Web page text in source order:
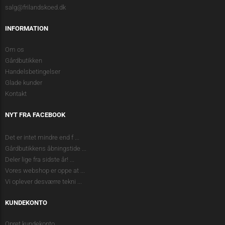
salg@frilandskoed.dk
INFORMATION
Om os
Gårdbutikken
Handelsbetingelser
Glade kunder
Kontakt
NYT FRA FACEBOOK
Det er intet mindre end f ...
Gårdbutikkens åbningstide ...
Deler lige fra sidste år! ...
Vores webshop er oppe at ...
Vi oplever desværre tekni ...
KUNDEKONTO